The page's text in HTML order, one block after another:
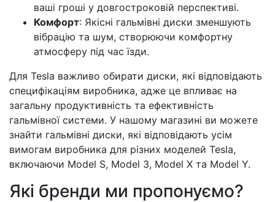
ваші гроші у довгостроковій перспективі.
Комфорт: Якісні гальмівні диски зменшують
вібрацію та шум, створюючи комфортну
атмосферу під час їзди.
Для Tesla важливо обирати диски, які відповідають
специфікаціям виробника, адже це впливає на
загальну продуктивність та ефективність
гальмівної системи. У нашому магазині ви можете
знайти гальмівні диски, які відповідають усім
вимогам виробника для різних моделей Tesla,
включаючи Model S, Model 3, Model X та Model Y.
Які бренди ми пропонуємо?